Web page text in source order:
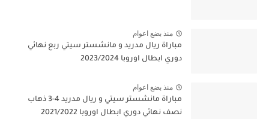
منذ بضع اعوام
مباراة ريال مدريد و مانشستر سيتي ربع نهائي
دوري ابطال اوروبا 2023/2024
منذ بضع اعوام
مباراة مانشستر سيتي و ريال مدريد 4-3 ذهاب
نصف نهائي دوري ابطال اوروبا 2021/2022